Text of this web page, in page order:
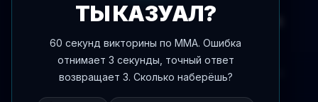
ключевым фактором против
Чимаева
Автор: Oscar Nascimento 9 мая 2026 г.
ТЫ КАЗУАЛ?
60 секунд викторины по MMA. Ошибка
отнимает 3 секунды, точный ответ
возвращает 3. Сколько наберёшь?